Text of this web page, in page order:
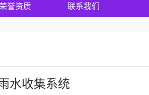
荣誉资质 联系我们
水收集系统